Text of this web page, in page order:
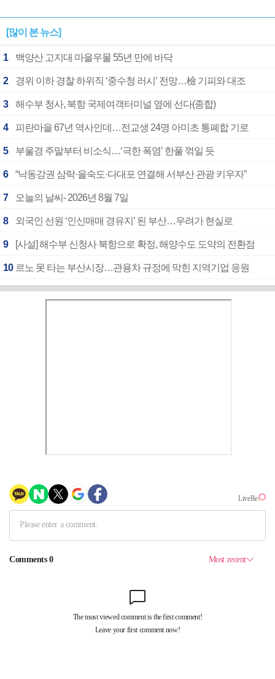
[많이 본 뉴스]
1 백양산 고지대 마을우물 55년 만에 바닥
2 경위 이하 경찰 하위직 ‘중수청 러시’ 전망…檢 기피와 대조
3 해수부 청사, 북항 국제여객터미널 옆에 선다(종합)
4 피란마을 67년 역사인데…전교생 24명 아미초 통폐합 기로
5 부울경 주말부터 비소식…‘극한 폭염’ 한풀 꺾일 듯
6 “낙동강권 삼락·을숙도·다대포 연결해 서부산 관광 키우자”
7 오늘의 날씨- 2026년 8월 7일
8 외국인 선원 ‘인신매매 경유지’ 된 부산…우려가 현실로
9 [사설] 해수부 신청사 북항으로 확정, 해양수도 도약의 전환점
10 르노 못 타는 부산시장…관용차 규정에 막힌 지역기업 응원